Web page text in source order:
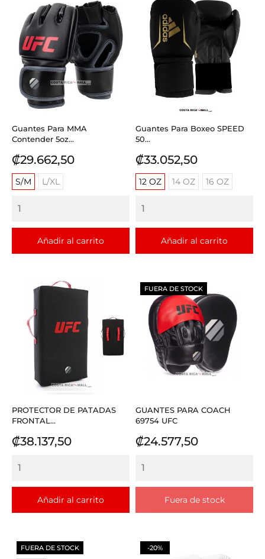
Guantes Para MMA
Contender 5oz...
Precio
₡29.662,50
S/M L/XL
Añadir al carrito
Guantes Para Boxeo SPEED
50...
Precio
₡33.052,50
12 OZ 14 OZ 16 OZ
Añadir al carrito
PROTECTOR DE PATADAS
FRONTAL...
Precio
₡38.137,50
Añadir al carrito
GUANTES PARA COACH
69754 UFC
Precio
₡24.577,50
Fuera de stock
FUERA DE STOCK
FUERA DE STOCK -20%